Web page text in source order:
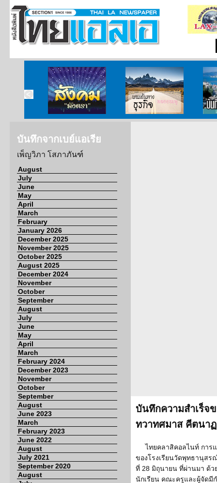
สังคมมังตรา บนเส้นทางธุรกิจ บั
บันทึกจากเบย์แอเรีย
เพ็ญวิภา โสภาภันฑ์
August
July
June
May
April
March
February
January 2026
December 2025
November 2025
October 2025
August 2025
December 2024
November
October
September
August
July
June
May
April
March
February 2024
December 2023
November
October
September
August
June 2023
March
February 2023
June 2022
August
July 2021
September 2020
August
บันทึกความสำเร็จ
ทวาทศมาส คีตนา
ไทยคลาสิคอลไนท์ การ
ของโรงเรียนวัดพุทธานุสร
ที่ 28 มิถุนายน ที่ผ่านมา ด้ว
นักเรียน คณะครูและผู้จัดมี